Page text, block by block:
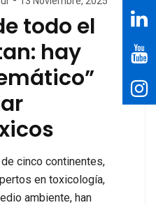
todo el
hay
cinco continentes,
en toxicología,
ambiente, han